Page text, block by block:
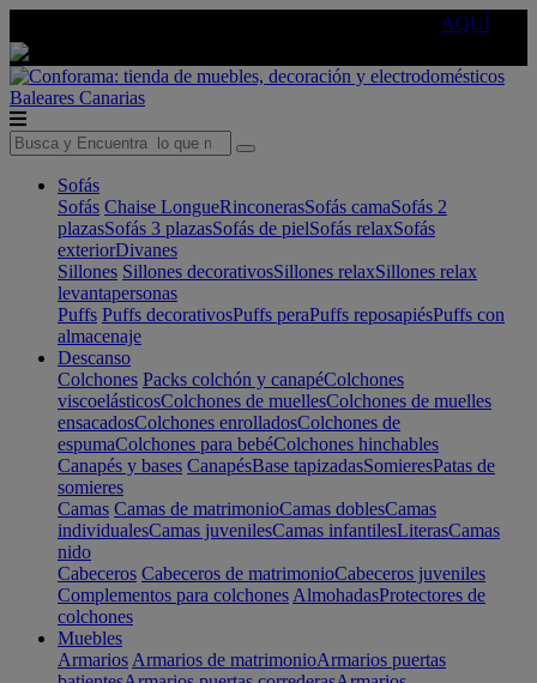
AQUÍ
Baleares Canarias
Sofás
Sofás Chaise LongueRinconerasSofás camaSofás 2
plazasSofás 3 plazasSofás de pielSofás relaxSofás
exteriorDivanes
Sillones Sillones decorativosSillones relaxSillones relax
levantapersonas
Puffs Puffs decorativosPuffs peraPuffs reposapiésPuffs con
almacenaje
Descanso
Colchones Packs colchón y canapéColchones
viscoelásticosColchones de muellesColchones de muelles
ensacadosColchones enrolladosColchones de
espumaColchones para bebéColchones hinchables
Canapés y bases CanapésBase tapizadasSomieresPatas de
somieres
Camas Camas de matrimonioCamas doblesCamas
individualesCamas juvenilesCamas infantilesLiterasCamas
nido
Cabeceros Cabeceros de matrimonioCabeceros juveniles
Complementos para colchones AlmohadasProtectores de
colchones
Muebles
Armarios Armarios de matrimonioArmarios puertas